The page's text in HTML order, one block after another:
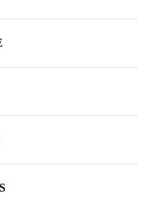
déploiement de
commercial et
RSE.
de la
en option :